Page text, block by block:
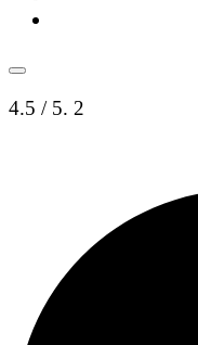
4.5 / 5. 2